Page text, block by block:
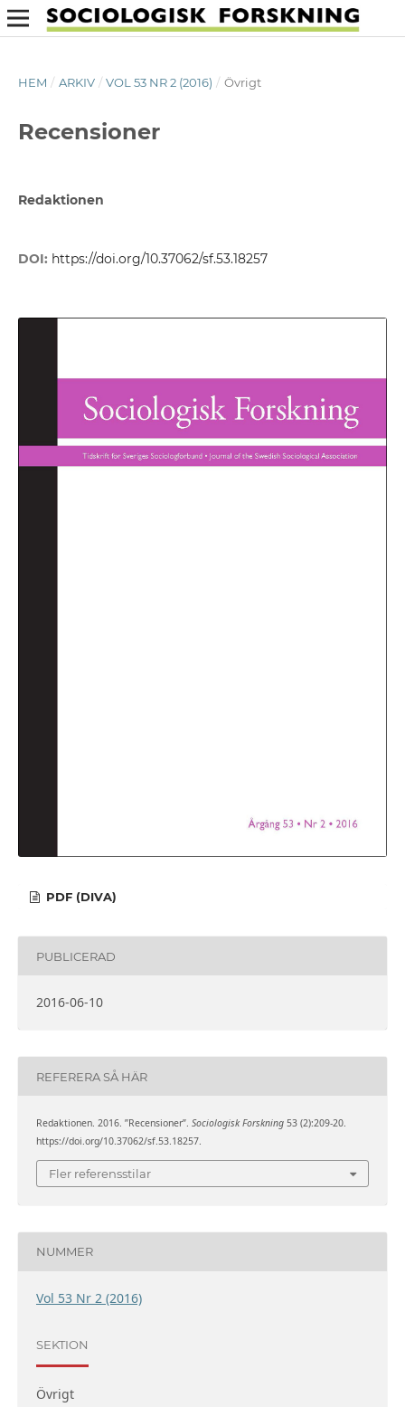
HEM / ARKIV / VOL 53 NR 2 (2016) / Övrigt
Recensioner
Redaktionen
DOI: https://doi.org/10.37062/sf.53.18257
PDF (DIVA)
PUBLICERAD
2016-06-10
REFERERA SÅ HÄR
Redaktionen. 2016. ”Recensioner”. Sociologisk Forskning53 (2):209-20.
https://doi.org/10.37062/sf.53.18257.
Fler referensstilar
NUMMER
Vol 53 Nr 2 (2016)
SEKTION
Övrigt